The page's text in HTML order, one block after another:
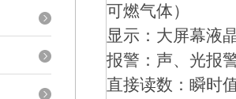
可燃气体）
显示：大屏幕液
报警：声、光报
直接读数：瞬时